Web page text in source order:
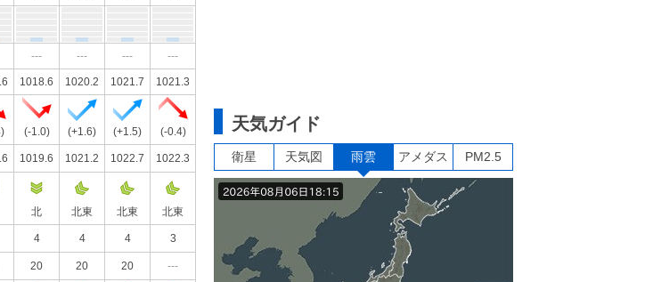
--- --- --- ---
1018.6 1020.2 1021.7 1021.3
(-1.0) (+1.6) (+1.5) (-0.4)
1019.6 1021.2 1022.7 1022.3
北 北東 北東 北東
4 4 4 3
20 20 20 ---
天気ガイド
衛星 天気図 雨雲 アメダス PM2.5